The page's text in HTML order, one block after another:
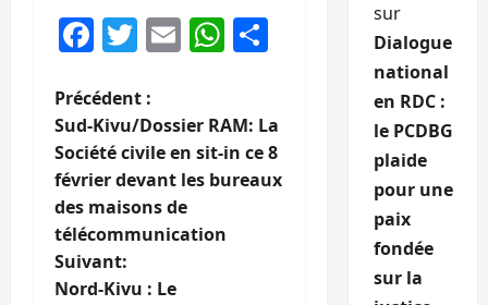
Facebook
Twitter
EmailWhatsApp
Partager
N
a
v
i
g
Précédent :
Sud-Kivu/Dossier RAM: La
Société civile en sit-in ce 8
février devant les bureaux
des maisons de
télécommunication
Suivant:
Nord-Kivu : Le
sur
Dialogue
national
en RDC :
le PCDBG
plaide
pour une
paix
fondée
sur la